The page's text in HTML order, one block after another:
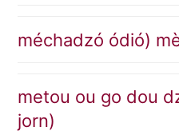
méchadzó ódió)
metou ou go dou
jorn)